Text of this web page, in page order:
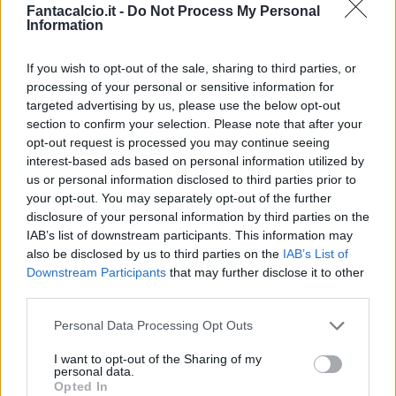
Fantacalcio.it - Do Not Process My Personal
Information
If you wish to opt-out of the sale, sharing to third parties, or
processing of your personal or sensitive information for
targeted advertising by us, please use the below opt-out
section to confirm your selection. Please note that after your
opt-out request is processed you may continue seeing
interest-based ads based on personal information utilized by
us or personal information disclosed to third parties prior to
your opt-out. You may separately opt-out of the further
disclosure of your personal information by third parties on the
IAB’s list of downstream participants. This information may
also be disclosed by us to third parties on the IAB’s List of
Downstream Participants that may further disclose it to other
Personal Data Processing Opt Outs
I want to opt-out of the Sharing of my
personal data.
Opted In
All'inizio stavo un po' di più al ristorante, ma
tentazioni del cibo. All'inizio non è stato
sempre facile a Parma. Ero da solo all'estero
per la prima volta, poi è arrivata la
retrocessione. Ma questo mi ha fatto crescere
come persona. La promozione poi è stata
bellissima, abbiamo festeggiato tutta la notte.
A Parma sono felice, di recente ho anche
rinnovato il contratto".
Sohm sulla Nazionale
"Io nella stessa posizione di Xhaka? Per me
semplicemente del mio meglio. Da quando